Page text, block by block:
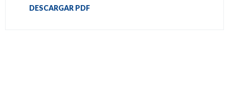
DESCARGAR PDF